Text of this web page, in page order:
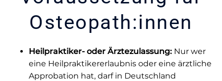
Osteopath:innen
Heilpraktiker- oder Ärztezulassung: Nur wer
eine Heilpraktikererlaubnis oder eine ärztliche
Approbation hat, darf in Deutschland